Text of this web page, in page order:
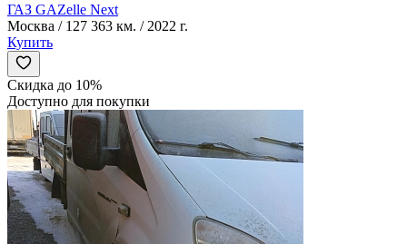
ГАЗ GAZelle Next
Москва / 127 363 км. / 2022 г.
Купить
Скидка до 10%
Доступно для покупки